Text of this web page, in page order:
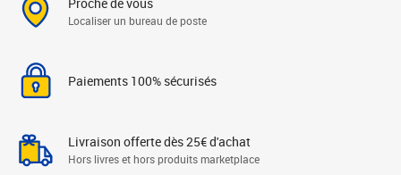
Localiser un bureau de poste
Paiements 100% sécurisés
Livraison offerte dès 25€ d'achat
Hors livres et hors produits marketplace